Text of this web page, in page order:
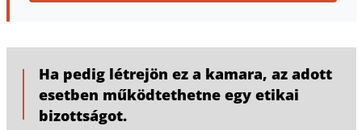
Ha pedig létrejön ez a kamara, az adott
esetben működtethetne egy etikai
bizottságot.